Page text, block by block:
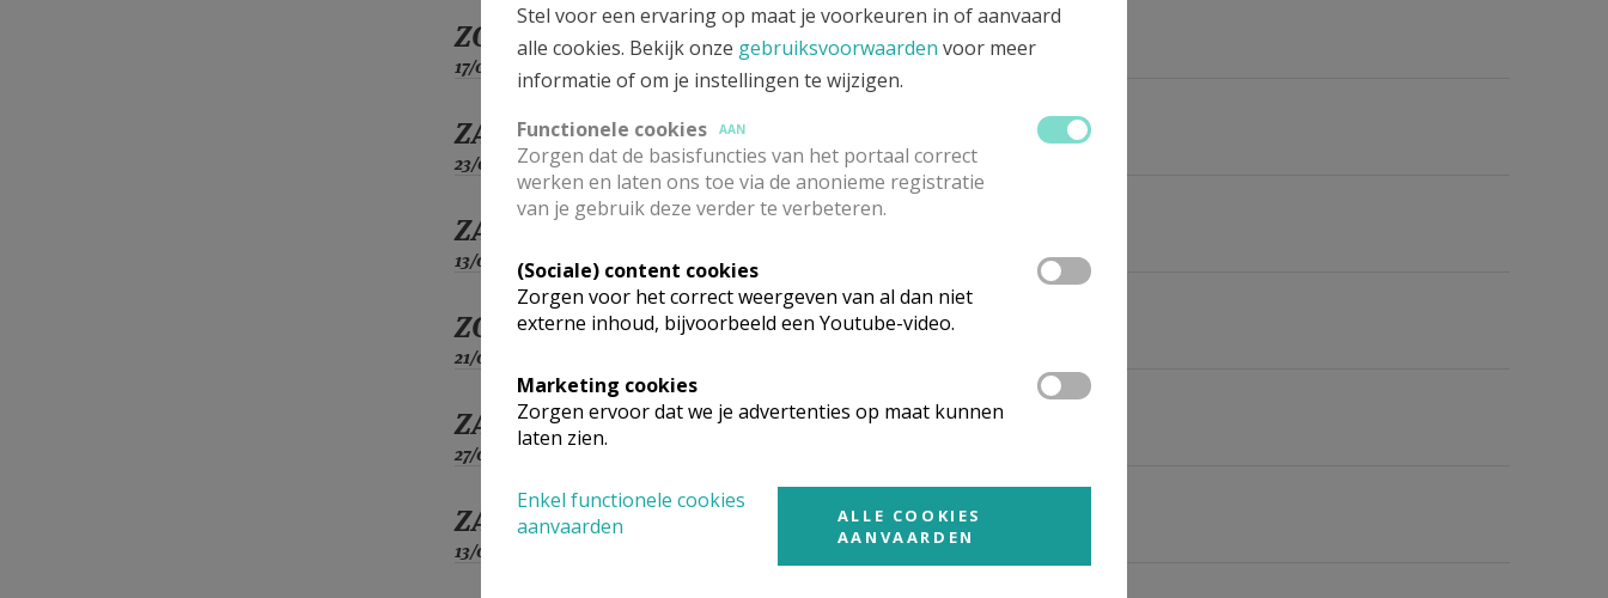
ZO
17/01
11.00 Gebedsdienst
ZA
23/01
17.30
ZA
13/02
ZO
21/02
11.00 Gebedsdienst
ZA
27/02
17.30 Eucharistie
ZA
13/03
Eucharistie
Stel voor een ervaring op maat je voorkeuren in of aanvaard
alle cookies. Bekijk onze gebruiksvoorwaarden voor meer
informatie of om je instellingen te wijzigen.
Functionele cookies
AAN
Zorgen dat de basisfuncties van het portaal correct
werken en laten ons toe via de anonieme registratie
van je gebruik deze verder te verbeteren.
(Sociale) content cookies
Zorgen voor het correct weergeven van al dan niet
externe inhoud, bijvoorbeeld een Youtube-video.
Marketing cookies
Zorgen ervoor dat we je advertenties op maat kunnen
laten zien.
Enkel functionele cookies
aanvaarden
ALLE COOKIES
AANVAARDEN